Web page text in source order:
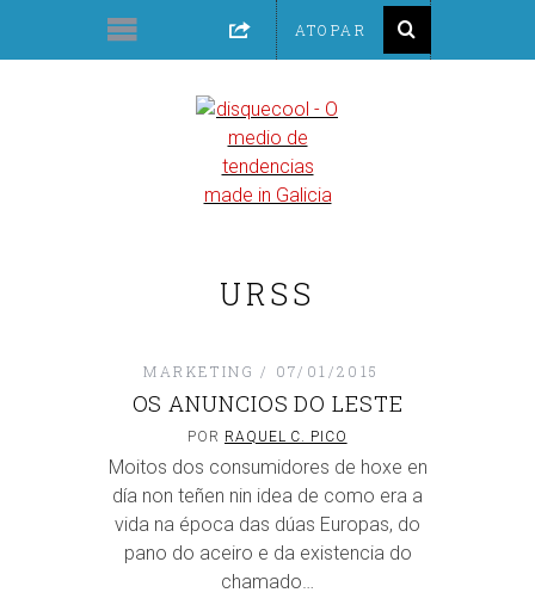
URSS
MARKETING 07/01/2015
OS ANUNCIOS DO LESTE
POR RAQUEL C. PICO
Moitos dos consumidores de hoxe en
día non teñen nin idea de como era a
vida na época das dúas Europas, do
pano do aceiro e da existencia do
chamado…